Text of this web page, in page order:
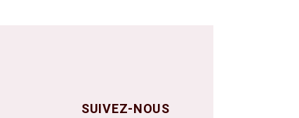
SUIVEZ-NOUS